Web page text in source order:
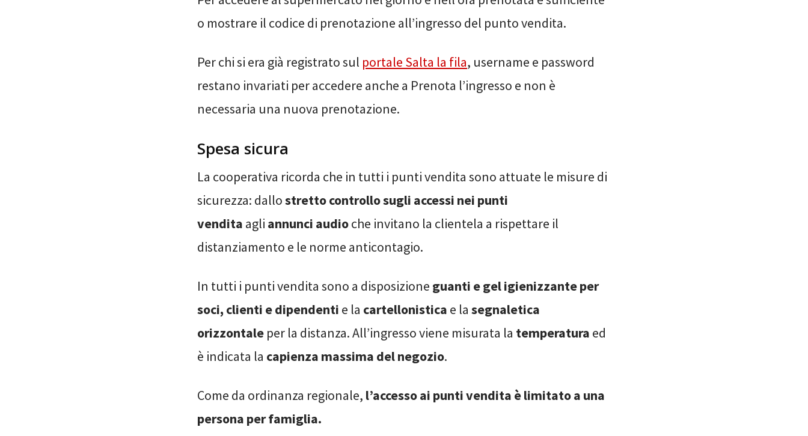
o mostrare il codice di prenotazione all’ingresso del punto vendita.
Per chi si era già registrato sul portale Salta la fila, username e password
restano invariati per accedere anche a Prenota l’ingresso e non è
necessaria una nuova prenotazione.
Spesa sicura
La cooperativa ricorda che in tutti i punti vendita sono attuate le misure di
sicurezza: dallostretto controllo sugli accessi nei punti
vendita agli annunci audioche invitano la clientela a rispettare il
distanziamento e le norme anticontagio.
In tutti i punti vendita sono a disposizione guanti e gel igienizzante per
soci, clienti e dipendenti e la cartellonistica e la segnaletica
orizzontale per la distanza. All’ingresso viene misurata la temperatura ed
è indicata la capienza massima del negozio.
Come da ordinanza regionale, l’accesso ai punti vendita è limitato a una
persona per famiglia.